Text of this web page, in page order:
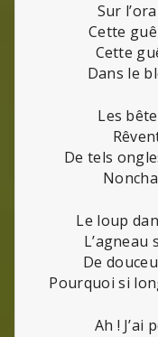
Sur
Cette
Cette
Dans le
Les
De tels
Le loup
De
Pourquoi si
Ah ! J’ai